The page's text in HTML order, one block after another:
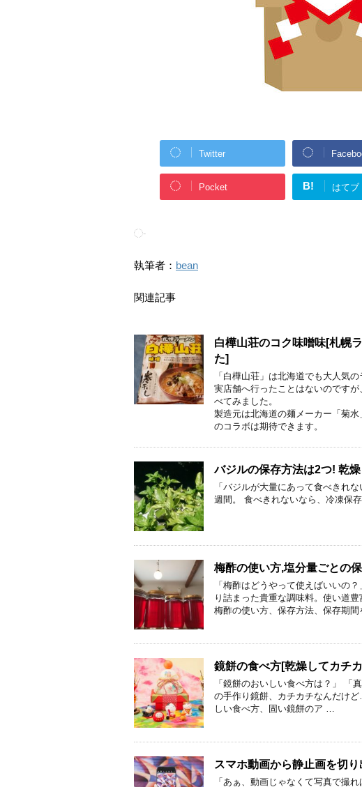
Twitter
Pocket B! はてブ
-
執筆者： bean
関連記事
白樺山荘のコク味噌味[札幌
た]
「白樺山荘」は北海道でも大人気の
実店舗へ行ったことはないのです
べてみました。
製造元は北海道の麺メーカー「菊
のコラボは期待できます。
バジルの保存方法は2つ! 乾
「バジルが大量にあって食べきれ
週間。 食べきれないなら、冷凍保
梅酢の使い方,塩分量ごとの
「梅酢はどうやって使えばいいの
り詰まった貴重な調味料。使い道
梅酢の使い方、保存方法、保存期
鏡餅の食べ方[乾燥してカチ
「鏡餅のおいしい食べ方は？」 「
の手作り鏡餅、カチカチなんだけ
しい食べ方、固い鏡餅のア …
スマホ動画から静止画を切
「あぁ、動画じゃなくて写真で撮